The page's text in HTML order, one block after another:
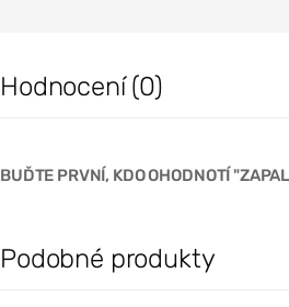
Hodnocení (0)
BUĎTE PRVNÍ, KDO OHODNOTÍ
Podobné produkty